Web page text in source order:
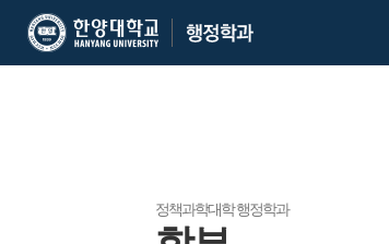
한
양
대
양
대
학
정책과학대학 행정학과